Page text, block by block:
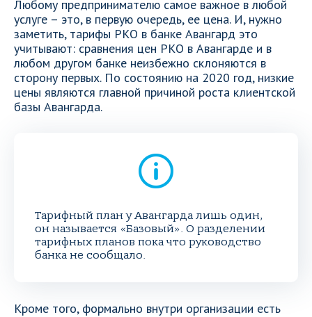
Любому предпринимателю самое важное в любой
услуге – это, в первую очередь, ее цена. И, нужно
заметить, тарифы РКО в банке Авангард это
учитывают: сравнения цен РКО в Авангарде и в
любом другом банке неизбежно склоняются в
сторону первых. По состоянию на 2020 год, низкие
цены являются главной причиной роста клиентской
базы Авангарда.
Тарифный план у Авангарда лишь один,
он называется «Базовый». О разделении
тарифных планов пока что руководство
банка не сообщало.
Кроме того, формально внутри организации есть